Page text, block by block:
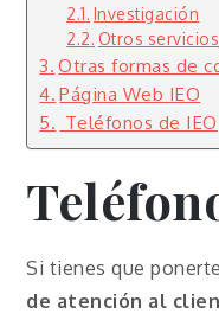
Investigación
Otros servicios
Otras formas de
Página Web IEO
Teléfonos de IEO
Si tienes que
de atención al